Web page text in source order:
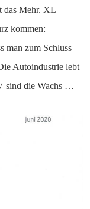
das Mehr. XL
kommen:
man zum Schluss
Autoindustrie lebt
sind die Wachs …